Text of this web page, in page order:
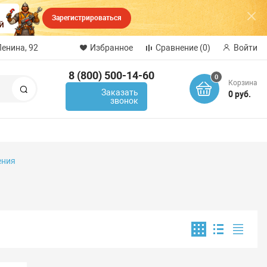
Зарегистрироваться
92 Избранное Сравнение (0) Войти
8 (800) 500-14-60
Заказать
звонок
0
Корзина
0 руб.